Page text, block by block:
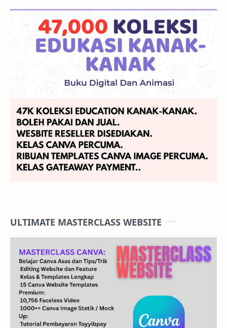
ULTIMATE MASTERCLASS WEBSITE